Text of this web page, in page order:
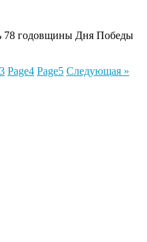
78 годовщины Дня Победы
3 Page4 Page5 Следующая »